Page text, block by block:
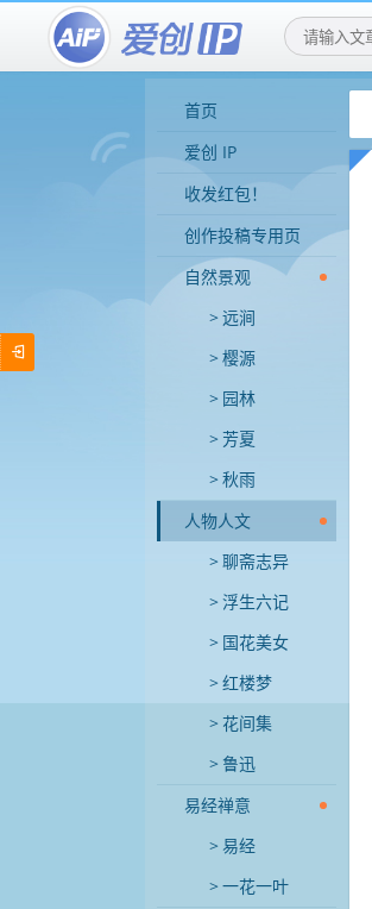
首页
爱创 IP
收发红包！
创作投稿专用页
自然景观
远涧
樱源
园林
芳夏
秋雨
人物人文
聊斋志异
浮生六记
国花美女
红楼梦
花间集
鲁迅
易经禅意
易经
一花一叶